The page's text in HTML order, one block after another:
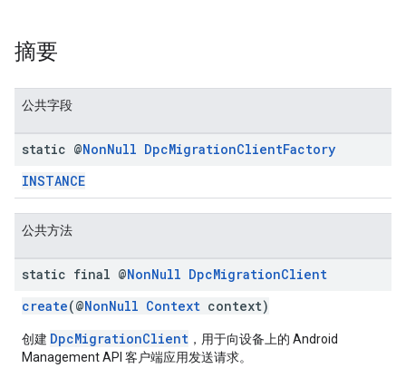
摘要
公共字段
static @NonNull DpcMigrationClientFactory
INSTANCE
公共方法
static final @NonNull DpcMigrationClient
create(@NonNull Context context)
创建 DpcMigrationClient ，用于向设备上的 Android
Management API 客户端应用发送请求。